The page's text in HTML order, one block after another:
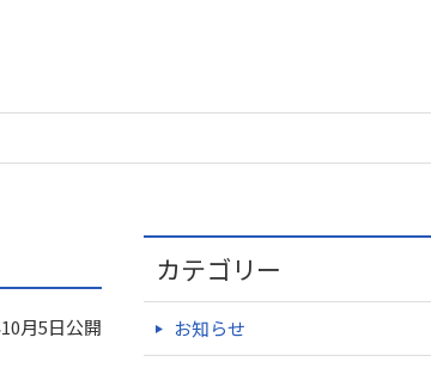
月5日公開
カテゴリー
お知らせ